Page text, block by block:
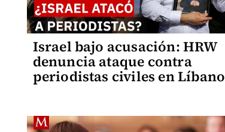
Israel bajo acusación: HRW
denuncia ataque contra
periodistas civiles en Líbano